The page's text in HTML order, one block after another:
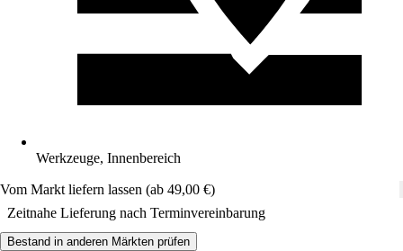
Werkzeuge, Innenbereich
Vom Markt liefern lassen (ab 49,00 €)
Zeitnahe Lieferung nach Terminvereinbarung
Bestand in anderen Märkten prüfen